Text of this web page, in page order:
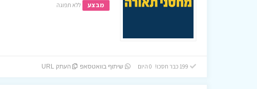
מבצע ללא תפוגה
שיתוף בוואטסאפ העתק URL